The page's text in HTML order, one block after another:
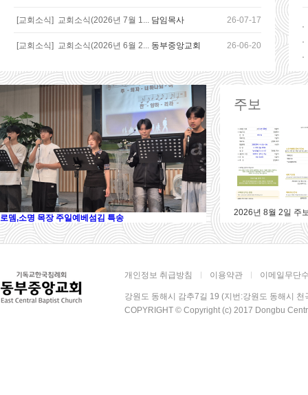
[교회소식] 교회소식(2026년 7월 1... 26-07-17
담임목사
[교회소식] 교회소식(2026년 6월 2... 26-06-20
동부중앙교회
로뎀,소명 목장 주일예베섬김 특송
주보
2026년 8월 2일 주
개인정보 취급방침 이용약관 이메일무단
강원도 동해시 감추7길 19 (지번:강원도 동해시
COPYRIGHT © Copyright (c) 2017 Dongbu